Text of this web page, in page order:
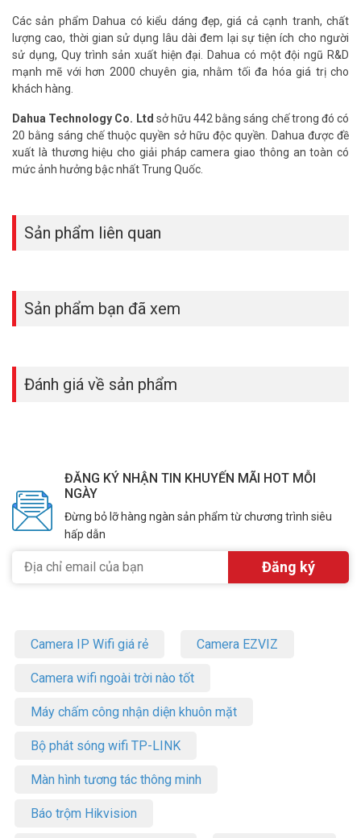
Các sản phẩm Dahua có kiểu dáng đẹp, giá cả cạnh tranh, chất
lượng cao, thời gian sử dụng lâu dài đem lại sự tiện ích cho người
sử dụng, Quy trình sản xuất hiện đại. Dahua có một đội ngũ R&D
mạnh mẽ với hơn 2000 chuyên gia, nhằm tối đa hóa giá trị cho
khách hàng.
Dahua Technology Co. Ltd sở hữu 442 bằng sáng chế trong đó có
20 bằng sáng chế thuộc quyền sở hữu độc quyền. Dahua được đề
xuất là thương hiệu cho giải pháp camera giao thông an toàn có
mức ảnh hưởng bậc nhất Trung Quốc.
Sản phẩm liên quan
Sản phẩm bạn đã xem
Đánh giá về sản phẩm
ĐĂNG KÝ NHẬN TIN KHUYẾN MÃI HOT MỖI
NGÀY
Đừng bỏ lỡ hàng ngàn sản phẩm từ chương trình siêu
hấp dẫn
Camera IP Wifi giá rẻ Camera EZVIZ
Camera wifi ngoài trời nào tốt
Máy chấm công nhận diện khuôn mặt
Bộ phát sóng wifi TP-LINK
Màn hình tương tác thông minh
Báo trộm Hikvision